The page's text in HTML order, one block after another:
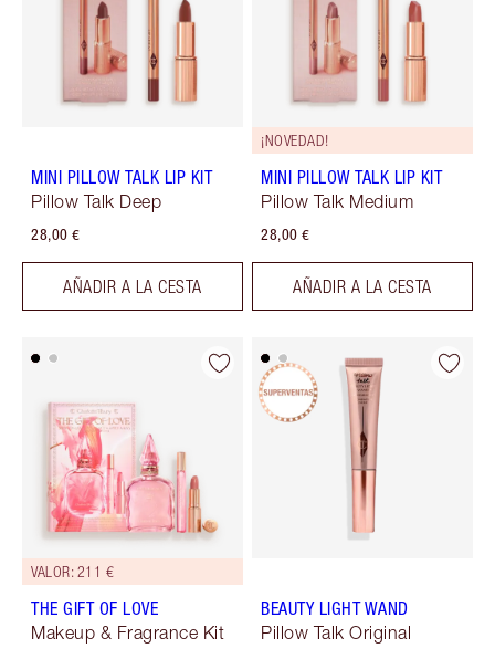
MINI PILLOW TALK LIP KIT
Pillow Talk Deep
28,00 €
AÑADIR A LA CESTA
¡NOVEDAD!
MINI PILLOW TALK LIP KIT
Pillow Talk Medium
28,00 €
AÑADIR A LA CESTA
VALOR: 211 €
THE GIFT OF LOVE
Makeup & Fragrance Kit
BEAUTY LIGHT WAND
Pillow Talk Original